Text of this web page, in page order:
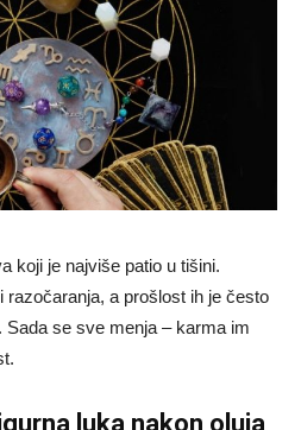
koji je najviše patio u tišini.
razočaranja, a prošlost ih je često
Sada se sve menja – karma im
luka nakon oluja